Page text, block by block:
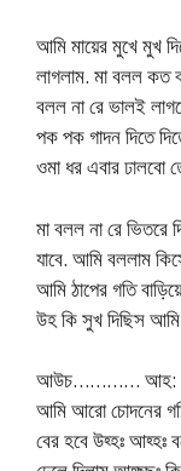
আমি মায়ের মুখে মুখ
লাগলাম. মা বলল কত
বলল না রে ভালই
পক পক গাদন দিতে
ওমা ধর এবার ঢালবো
মা বলল না রে ভিতরে
যাবে. আমি বললাম
আমি ঠাপের গতি
উহ কি সুখ দিছিস
আউচ………… আহ: উহ:
আমি আরো চোদনের
বের হবে উহ্হঃ আহ্হঃ